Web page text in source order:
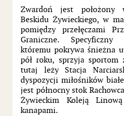
Zwardoń jest położony
Beskidu Żywieckiego, w
pomiędzy przełęczami
Graniczne.
któremu pokrywa śnieżna
pół roku, sprzyja sportom
tutaj leży Stacja
dyspozycji miłośników
jest północny stok
Żywieckim Koleją
kanapami.